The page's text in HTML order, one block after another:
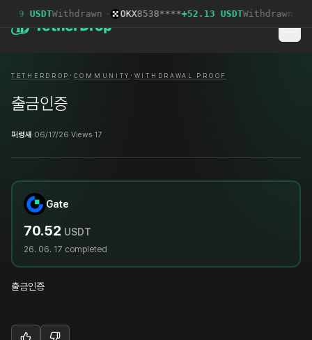
USDTWithdrawn · OKX8538****+52.13 USDTWithdrawn
TETHERDROP · COMMUNITY · WITHDRAWAL PROOF
출금인증
퍼렁새·06/17/26·Views 17
Gate
70.52 USDT
26. 06. 17 completed
출금인증